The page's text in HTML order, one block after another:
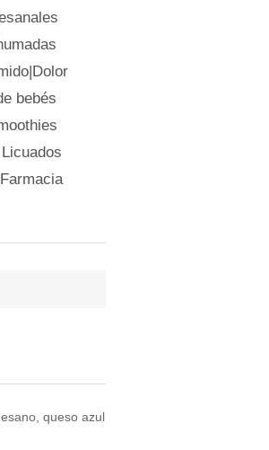
bebés
Licuados
Farmacia
queso azul